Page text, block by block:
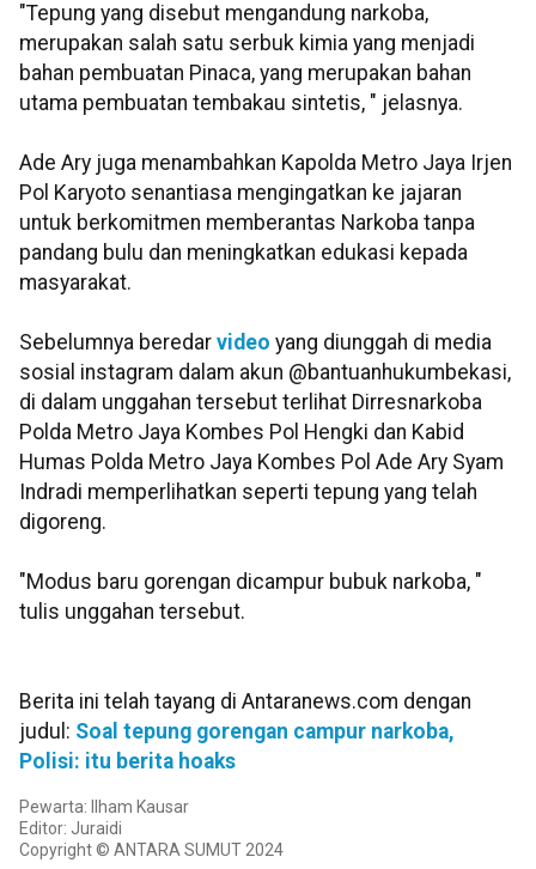
"Tepung yang disebut mengandung narkoba,
merupakan salah satu serbuk kimia yang menjadi
bahan pembuatan Pinaca, yang merupakan bahan
utama pembuatan tembakau sintetis, " jelasnya.
Ade Ary juga menambahkan Kapolda Metro Jaya Irjen
Pol Karyoto senantiasa mengingatkan ke jajaran
untuk berkomitmen memberantas Narkoba tanpa
pandang bulu dan meningkatkan edukasi kepada
masyarakat.
Sebelumnya beredar video yang diunggah di media
sosial instagram dalam akun @bantuanhukumbekasi,
di dalam unggahan tersebut terlihat Dirresnarkoba
Polda Metro Jaya Kombes Pol Hengki dan Kabid
Humas Polda Metro Jaya Kombes Pol Ade Ary Syam
Indradi memperlihatkan seperti tepung yang telah
digoreng.
"Modus baru gorengan dicampur bubuk narkoba, "
tulis unggahan tersebut.
Berita ini telah tayang di Antaranews.com dengan
judul: Soal tepung gorengan campur narkoba,
Polisi: itu berita hoaks
Pewarta: Ilham Kausar
Editor: Juraidi
Copyright © ANTARA SUMUT 2024